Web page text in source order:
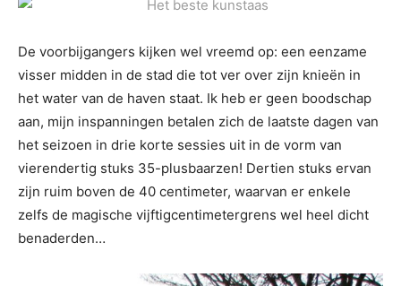
De voorbijgangers kijken wel vreemd op: een eenzame
visser midden in de stad die tot ver over zijn knieën in
het water van de haven staat. Ik heb er geen boodschap
aan, mijn inspanningen betalen zich de laatste dagen van
het seizoen in drie korte sessies uit in de vorm van
vierendertig stuks 35-plusbaarzen! Dertien stuks ervan
zijn ruim boven de 40 centimeter, waarvan er enkele
zelfs de magische vijftigcentimetergrens wel heel dicht
benaderden…